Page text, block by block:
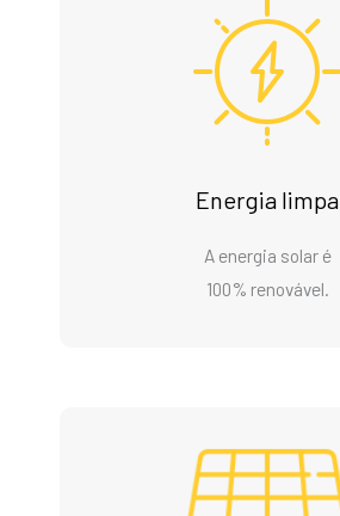
Energia limpa
A energia solar é
100% renovável.